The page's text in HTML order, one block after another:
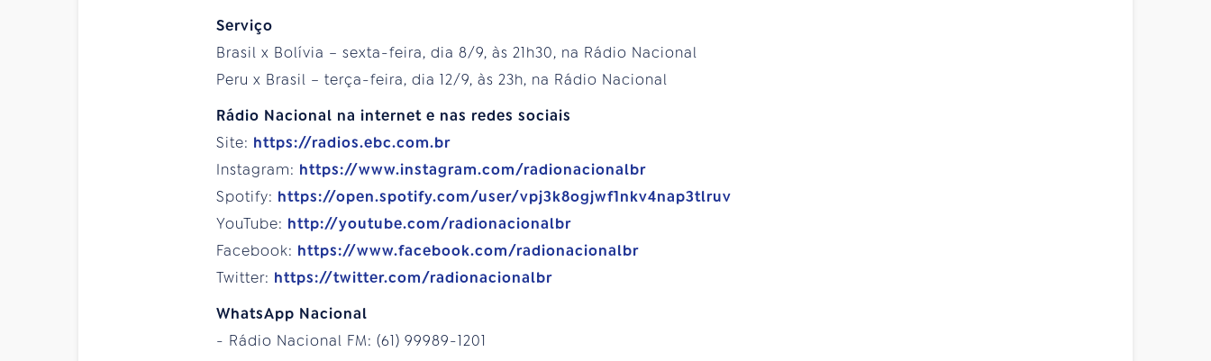
Serviço
Brasil x Bolívia – sexta-feira, dia 8/9, às 21h30, na Rádio Nacional
Peru x Brasil – terça-feira, dia 12/9, às 23h, na Rádio Nacional
Rádio Nacional na internet e nas redes sociais
Site: https://radios.ebc.com.br
Instagram: https://www.instagram.com/radionacionalbr
Spotify: https://open.spotify.com/user/vpj3k8ogjwf1nkv4nap3tlruv
YouTube: http://youtube.com/radionacionalbr
Facebook: https://www.facebook.com/radionacionalbr
Twitter: https://twitter.com/radionacionalbr
WhatsApp Nacional
- Rádio Nacional FM: (61) 99989-1201